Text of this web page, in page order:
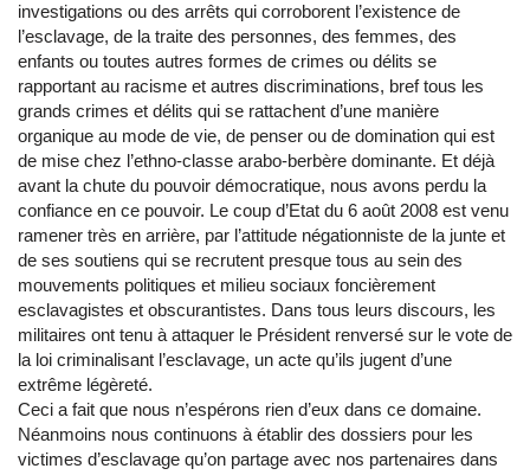
investigations ou des arrêts qui corroborent l’existence de
l’esclavage, de la traite des personnes, des femmes, des
enfants ou toutes autres formes de crimes ou délits se
rapportant au racisme et autres discriminations, bref tous les
grands crimes et délits qui se rattachent d’une manière
organique au mode de vie, de penser ou de domination qui est
de mise chez l’ethno-classe arabo-berbère dominante. Et déjà
avant la chute du pouvoir démocratique, nous avons perdu la
confiance en ce pouvoir. Le coup d’Etat du 6 août 2008 est venu
ramener très en arrière, par l’attitude négationniste de la junte et
de ses soutiens qui se recrutent presque tous au sein des
mouvements politiques et milieu sociaux foncièrement
esclavagistes et obscurantistes. Dans tous leurs discours, les
militaires ont tenu à attaquer le Président renversé sur le vote de
la loi criminalisant l’esclavage, un acte qu’ils jugent d’une
extrême légèreté.
Ceci a fait que nous n’espérons rien d’eux dans ce domaine.
Néanmoins nous continuons à établir des dossiers pour les
victimes d’esclavage qu’on partage avec nos partenaires dans